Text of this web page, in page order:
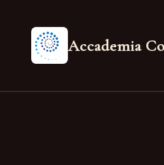
contenuto
Accademia